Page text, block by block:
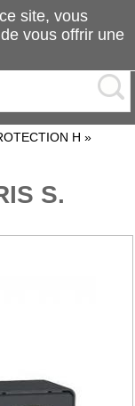
H »
S.
site, vous
vous offrir une